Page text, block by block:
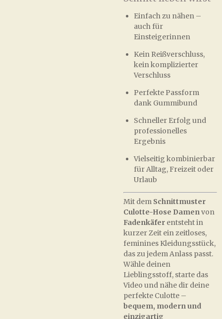
Einfach zu nähen –
auch für
Einsteigerinnen
Kein Reißverschluss,
kein komplizierter
Verschluss
Perfekte Passform
dank Gummibund
Schneller Erfolg und
professionelles
Ergebnis
Vielseitig kombinierbar
für Alltag, Freizeit oder
Urlaub
Mit dem Schnittmuster
Culotte-Hose Damenvon
Fadenkäfer entsteht in
kurzer Zeit ein zeitloses,
feminines Kleidungsstück,
das zu jedem Anlass passt.
Wähle deinen
Lieblingsstoff, starte das
Video und nähe dir deine
perfekte Culotte –
bequem, modern und
einzigartig